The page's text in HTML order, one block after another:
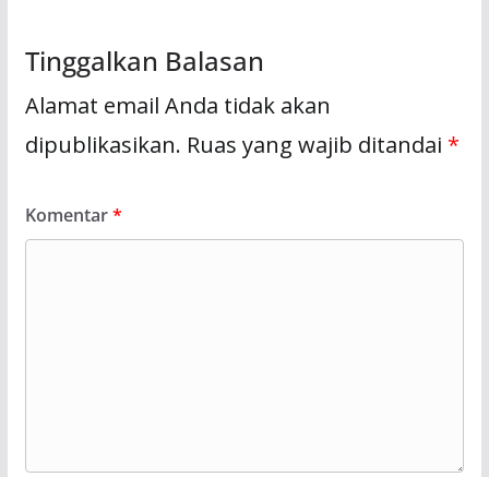
Tinggalkan Balasan
Alamat email Anda tidak akan
dipublikasikan. Ruas yang wajib ditandai *
Komentar*